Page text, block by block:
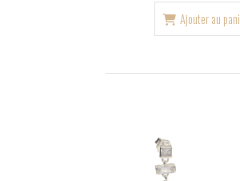
Ajouter au